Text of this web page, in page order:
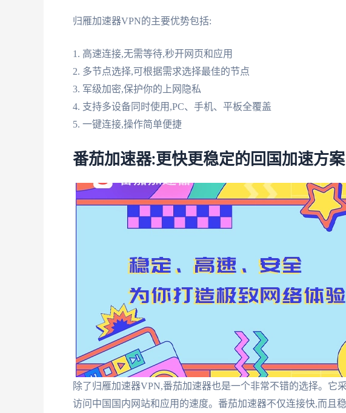
归雁加速器VPN的主要优势包括:
1. 高速连接,无需等待,秒开网页和应用
2. 多节点选择,可根据需求选择最佳的节点
3. 军级加密,保护你的上网隐私
4. 支持多设备同时使用,PC、手机、平板全覆盖
5. 一键连接,操作简单便捷
番茄加速器:更快更稳定的回国加速方案
除了归雁加速器VPN,番茄加速器也是一个非常不错的选择。它
访问中国国内网站和应用的速度。番茄加速器不仅连接快,而且